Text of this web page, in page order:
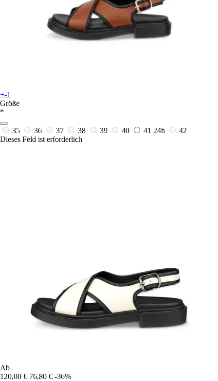
+-1
Größe
*
35 36 37 38 39 40 41 24h
42
Dieses Feld ist erforderlich
Ab
120,00 € 76,80 € -36%